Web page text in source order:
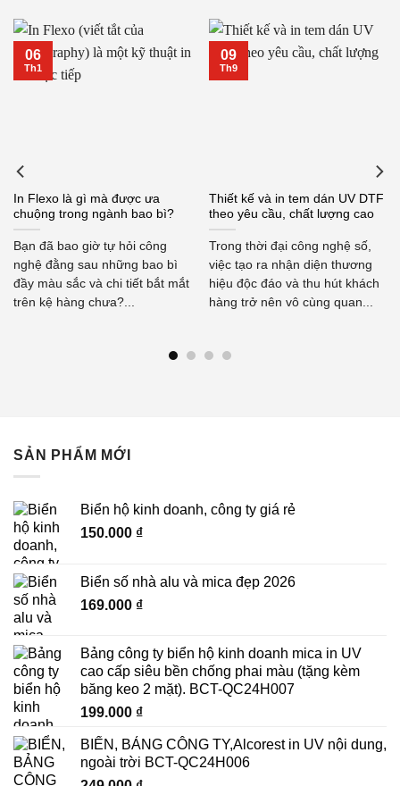
In Flexo là gì mà được ưa
chuộng trong ngành bao bì?
Bạn đã bao giờ tự hỏi công
nghệ đằng sau những bao bì
đầy màu sắc và chi tiết bắt mắt
trên kệ hàng chưa?...
06
Th1
Thiết kế và in tem dán UV DTF
theo yêu cầu, chất lượng cao
Trong thời đại công nghệ số,
việc tạo ra nhận diện thương
hiệu độc đáo và thu hút khách
hàng trở nên vô cùng quan...
09
Th9
SẢN PHẨM MỚI
Biển hộ kinh doanh, công ty giá rẻ
150.000 ₫
Biển số nhà alu và mica đẹp 2026
169.000 ₫
Bảng công ty biển hộ kinh doanh mica in UV
cao cấp siêu bền chống phai màu (tặng kèm
băng keo 2 mặt). BCT-QC24H007
199.000 ₫
BIỂN, BẢNG CÔNG TY,Alcorest in UV nội dung,
ngoài trời BCT-QC24H006